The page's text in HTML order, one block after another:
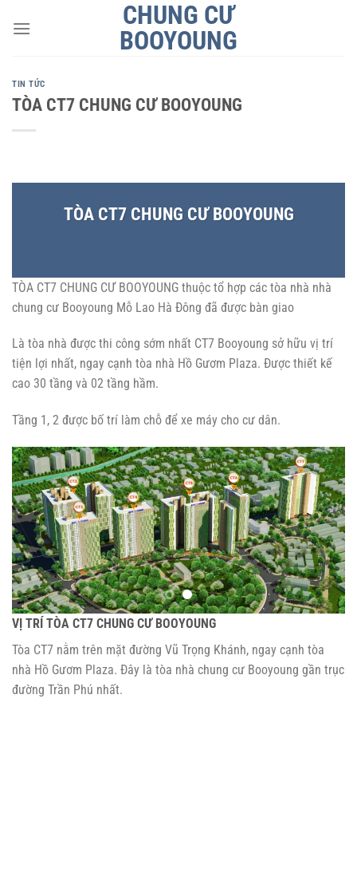
qua
CHUNG CƯ
BOOYOUNG
TIN TỨC
TÒA CT7 CHUNG CƯ BOOYOUNG
TÒA CT7 CHUNG CƯ BOOYOUNG
TÒA CT7 CHUNG CƯ BOOYOUNG thuộc tổ hợp các tòa nhà nhà
chung cư Booyoung Mỗ Lao Hà Đông đã được bàn giao
Là tòa nhà được thi công sớm nhất CT7 Booyoung sở hữu vị trí
tiện lợi nhất, ngay cạnh tòa nhà Hồ Gươm Plaza. Được thiết kế
cao 30 tầng và 02 tầng hầm.
Tầng 1, 2 được bố trí làm chỗ để xe máy cho cư dân.
VỊ TRÍ TÒA CT7 CHUNG CƯ BOOYOUNG
Tòa CT7 nằm trên mặt đường Vũ Trọng Khánh, ngay cạnh tòa
nhà Hồ Gươm Plaza. Đây là tòa nhà chung cư Booyoung gần trục
đường Trần Phú nhất.